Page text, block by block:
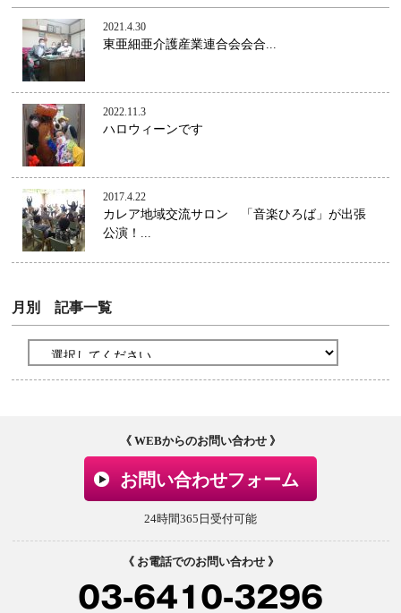
2021.4.30
東亜細亜介護産業連合会会合...
2022.11.3
ハロウィーンです
2017.4.22
カレア地域交流サロン 「音楽ひろば」が出張
公演！...
月別 記事一覧
《 WEBからのお問い合わせ 》
お問い合わせフォーム
24時間365日受付可能
《 お電話でのお問い合わせ 》
03-6410-3296